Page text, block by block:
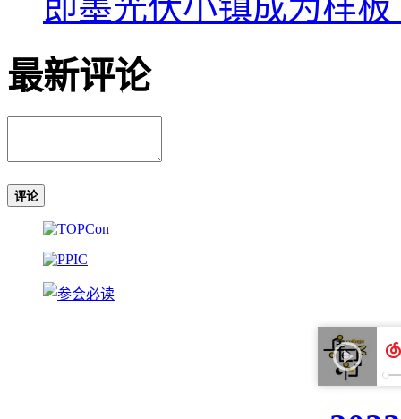
即墨光伏小镇成为样板
最新评论
评论